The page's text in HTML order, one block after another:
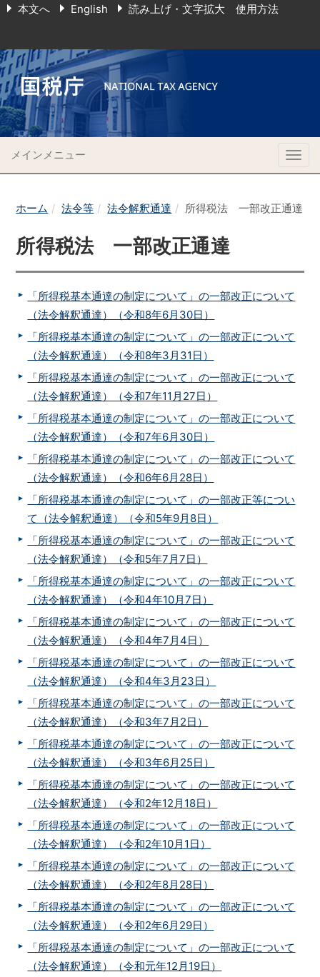
本文へ English 読み上げ・文字拡大 使用方法
メインメニュー
ホーム 法令等 法令解釈通達 所得税法 一部改正通達
所得税法 一部改正通達
「所得税基本通達の制定について」の一部改正について
（法令解釈通達）（令和8年6月30日）
「所得税基本通達の制定について」の一部改正について
（法令解釈通達）（令和8年3月31日）
「所得税基本通達の制定について」の一部改正について
（法令解釈通達）（令和7年11月27日）
「所得税基本通達の制定について」の一部改正について
（法令解釈通達）（令和7年6月30日）
「所得税基本通達の制定について」の一部改正について
（法令解釈通達）（令和6年6月28日）
「所得税基本通達の制定について」の一部改正等につい
て（法令解釈通達）（令和5年9月8日）
「所得税基本通達の制定について」の一部改正について
（法令解釈通達）（令和5年7月7日）
「所得税基本通達の制定について」の一部改正について
（法令解釈通達）（令和4年10月7日）
「所得税基本通達の制定について」の一部改正について
（法令解釈通達）（令和4年7月4日）
「所得税基本通達の制定について」の一部改正について
（法令解釈通達）（令和4年3月23日）
「所得税基本通達の制定について」の一部改正について
（法令解釈通達）（令和3年7月2日）
「所得税基本通達の制定について」の一部改正について
（法令解釈通達）（令和3年6月25日）
「所得税基本通達の制定について」の一部改正について
（法令解釈通達）（令和2年12月18日）
「所得税基本通達の制定について」の一部改正について
（法令解釈通達）（令和2年10月1日）
「所得税基本通達の制定について」の一部改正について
（法令解釈通達）（令和2年8月28日）
「所得税基本通達の制定について」の一部改正について
（法令解釈通達）（令和2年6月29日）
「所得税基本通達の制定について」の一部改正について
（法令解釈通達）（令和元年12月19日）